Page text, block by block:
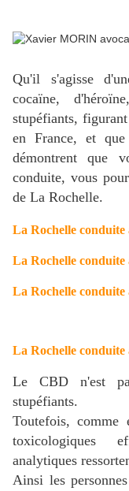
Qu'il s'agisse
cocaïne,
stupéfiants,
en France, et que
démontrent que
conduite, vous
de La Rochelle.
La Rochelle conduite
La Rochelle conduite
La Rochelle conduite
La Rochelle conduite
Le CBD n'est
stupéfiants.
Toutefois,
toxicologiques
analytiques
Ainsi les